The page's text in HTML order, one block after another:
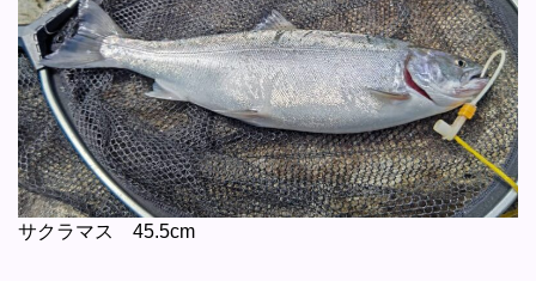
サクラマス 45.5cm